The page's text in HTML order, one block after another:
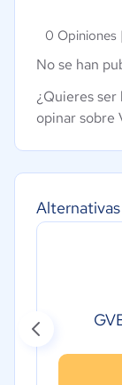
0 Opiniones |
No se han
¿Quieres ser
opinar sobre